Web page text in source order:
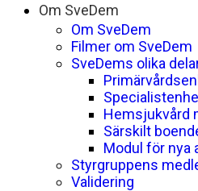
Om SveDem
Om SveDem
Filmer om SveDem
SveDems olika
Hemsjukvård
Särskilt
Modul för nya
Styrgruppens
Validering